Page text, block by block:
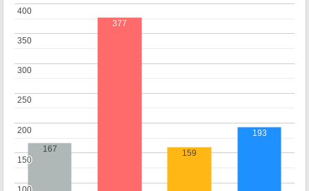
150
150
200
200
250
250
300
300
350
350
400
400
167
377
159
193